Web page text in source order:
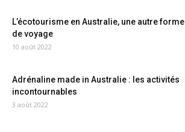
L’écotourisme en Australie, une autre forme
de voyage
10 août 2022
Adrénaline made in Australie : les activités
incontournables
3 août 2022